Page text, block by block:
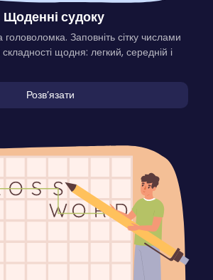
Щоденні судоку
Заповніть сітку числами
складності щодня: легкий, середній і
Розвʼязати